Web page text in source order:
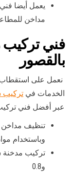
يعمل أيضا
مداخن
فني
بالقصور
نعمل على استقطاب
الخدمات في
عبر أفضل فني
تنظيف مداخن
وباستخدام
و0.8